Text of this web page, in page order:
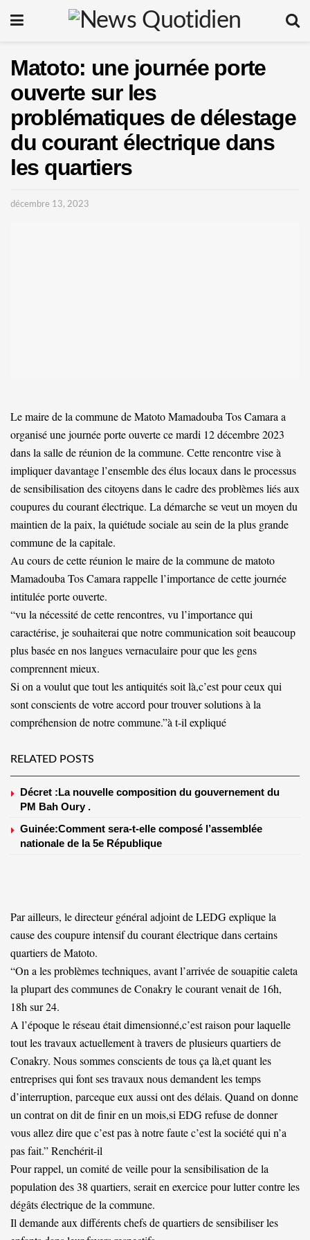
Matoto: une journée porte
ouverte sur les
problématiques de délestage
du courant électrique dans
les quartiers
décembre 13, 2023
Le maire de la commune de Matoto Mamadouba Tos Camara a
organisé une journée porte ouverte ce mardi 12 décembre 2023
dans la salle de réunion de la commune. Cette rencontre vise à
impliquer davantage l’ensemble des élus locaux dans le processus
de sensibilisation des citoyens dans le cadre des problèmes liés aux
coupures du courant électrique. La démarche se veut un moyen du
maintien de la paix, la quiétude sociale au sein de la plus grande
commune de la capitale.
Au cours de cette réunion le maire de la commune de matoto
Mamadouba Tos Camara rappelle l’importance de cette journée
intitulée porte ouverte.
“vu la nécessité de cette rencontres, vu l’importance qui
caractérise, je souhaiterai que notre communication soit beaucoup
plus basée en nos langues vernaculaire pour que les gens
comprennent mieux.
Si on a voulut que tout les antiquités soit là,c’est pour ceux qui
sont conscients de votre accord pour trouver solutions à la
compréhension de notre commune.”à t-il expliqué
RELATED POSTS
Décret :La nouvelle composition du gouvernement du
PM Bah Oury .
Guinée:Comment sera-t-elle composé l’assemblée
nationale de la 5e République
Par ailleurs, le directeur général adjoint de LEDG explique la
cause des coupure intensif du courant électrique dans certains
quartiers de Matoto.
“On a les problèmes techniques, avant l’arrivée de souapitie caleta
la plupart des communes de Conakry le courant venait de 16h,
18h sur 24.
A l’époque le réseau était dimensionné,c’est raison pour laquelle
tout les travaux actuellement à travers de plusieurs quartiers de
Conakry. Nous sommes conscients de tous ça là,et quant les
entreprises qui font ses travaux nous demandent les temps
d’interruption, parceque eux aussi ont des délais. Quand on donne
un contrat on dit de finir en un mois,si EDG refuse de donner
vous allez dire que c’est pas à notre faute c’est la société qui n’a
pas fait.” Renchérit-il
Pour rappel, un comité de veille pour la sensibilisation de la
population des 38 quartiers, serait en exercice pour lutter contre les
dégâts électrique de la commune.
Il demande aux différents chefs de quartiers de sensibiliser les